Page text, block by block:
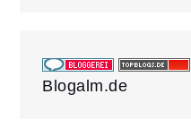
Blogalm.de